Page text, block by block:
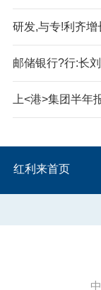
研发,与专!利齐
邮储银行?行:长
上<港>集团半年
红利来首页